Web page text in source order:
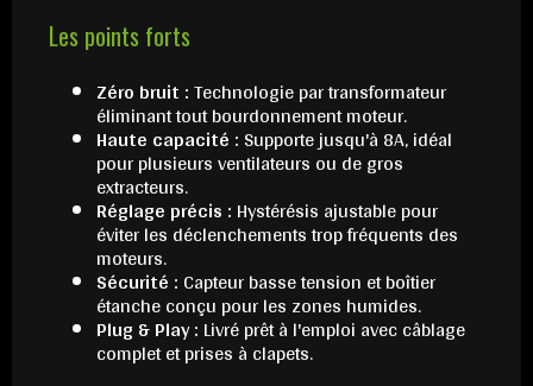
Les points forts
Zéro bruit :Technologie par transformateur
éliminant tout bourdonnement moteur.
Haute capacité : Supporte jusqu'à 8A, idéal
pour plusieurs ventilateurs ou de gros
extracteurs.
Réglage précis : Hystérésis ajustable pour
éviter les déclenchements trop fréquents des
moteurs.
Sécurité : Capteur basse tension et boîtier
étanche conçu pour les zones humides.
Plug & Play : Livré prêt à l'emploi avec câblage
complet et prises à clapets.